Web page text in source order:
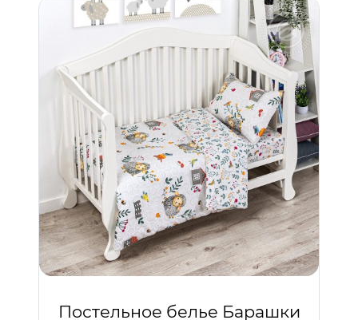
Постельное белье Барашки